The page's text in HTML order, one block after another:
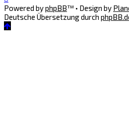
Powered byphpBB™ • Design by
Deutsche Übersetzung durch